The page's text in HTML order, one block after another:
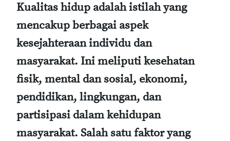
Kualitas hidup adalah istilah yang
mencakup berbagai aspek
kesejahteraan individu dan
masyarakat. Ini meliputi kesehatan
fisik, mental dan sosial, ekonomi,
pendidikan, lingkungan, dan
partisipasi dalam kehidupan
masyarakat. Salah satu faktor yang